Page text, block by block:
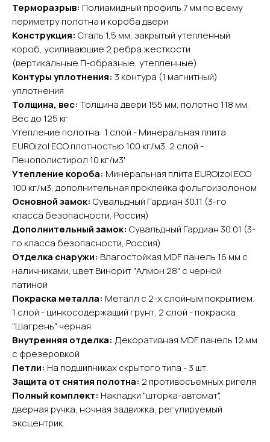
Терморазрыв: Полиамидный профиль 7 мм по всему
периметру полотна и короба двери
Конструкция: Сталь 1,5 мм, закрытый утепленный
короб, усиливающие 2 ребра жесткости
(вертикальные П-образные, утепленные)
Контуры уплотнения: 3 контура (1 магнитный)
уплотнения
Толщина, вес: Толщина двери 155 мм, полотно 118 мм.
Вес до 125 кг
Утепление полотна: 1 слой - Минеральная плита
EUROizol ECO плотностью 100 кг/м3, 2 слой -
Пенополистирол 10 кг/м3'
Утепление короба: Минеральная плита EUROizol ECO
100 кг/м3, дополнительная проклейка фольгоизолоном
Основной замок: Сувальдный Гардиан 30.11 (3-го
класса безопасности, Россия)
Дополнительный замок: Сувальдный Гардиан 30.01 (3-
го класса безопасности, Россия)
Отделка снаружи: Влагостойкая MDF панель 16 мм с
наличниками, цвет Винорит "Алмон 28" с черной
патиной
Покраска металла: Металл с 2-х слойным покрытием.
1 слой - цинкосодержащий грунт, 2 слой - покраска
"Шагрень" черная
Внутренняя отделка: Декоративная MDF панель 12 мм
с фрезеровкой
Петли: На подшипниках скрытого типа - 3 шт.
Защита от снятия полотна: 2 противосъемных ригеля
Полный комплект: Накладки "шторка-автомат",
дверная ручка, ночная задвижка, регулируемый
эксцентрик.
YURTA.DVERI
Контакты
О компании
Доставка и оплата
Акции
Фурнитура
Арки
Межкомнатные двери
Свяжитесь с нами
Входные двери
Главная
yurta.2020@mail.ru
+7 (985) 279 63 04
Контакты
Каталог
Покупателям
ИП Яриш Ю.С.
ОГРНИП 324508100130132
ИНН 501105765500